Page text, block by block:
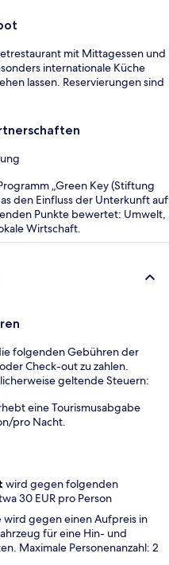
mit Mittagessen und
internationale Küche
lassen. Reservierungen sind
„Green Key (Stiftung
den Einfluss der Unterkunft auf
Punkte bewertet: Umwelt,
Wirtschaft.
folgenden Gebühren der
Check-out zu zahlen.
geltende Steuern:
eine Tourismusabgabe
pro Nacht.
wird gegen folgenden
30 EUR pro Person
wird gegen einen Aufpreis in
für eine Hin- und
Maximale Personenanzahl: 2